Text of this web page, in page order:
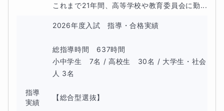
これまで21年間、高等学校や教育委員会に勤...
指導
実績
2026年度入試　指導・合格実績
総指導時間　637時間
小中学生　7名 / 高校生　30名 / 大学生・社会
人 3名
【総合型選抜】